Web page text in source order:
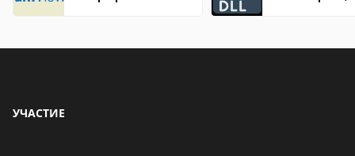
УЧАСТИЕ